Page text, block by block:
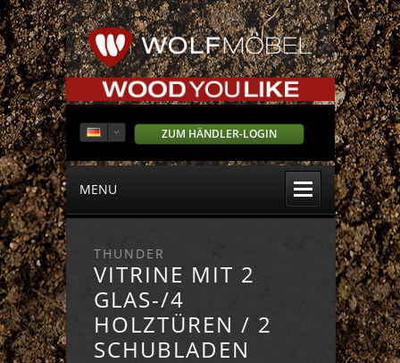
ZUM HÄNDLER-LOGIN
MENU
THUNDER
VITRINE MIT 2
GLAS-/4
HOLZTÜREN / 2
SCHUBLADEN